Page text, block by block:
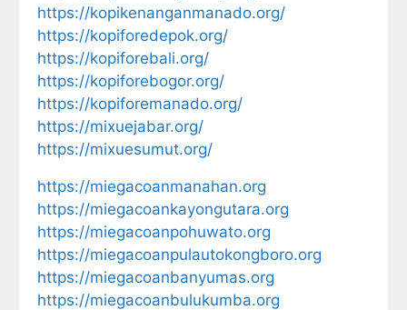
https://kopikenanganmanado.org/
https://kopiforedepok.org/
https://kopiforebali.org/
https://kopiforebogor.org/
https://kopiforemanado.org/
https://mixuejabar.org/
https://mixuesumut.org/
https://miegacoanmanahan.org
https://miegacoankayongutara.org
https://miegacoanpohuwato.org
https://miegacoanpulautokongboro.org
https://miegacoanbanyumas.org
https://miegacoanbulukumba.org